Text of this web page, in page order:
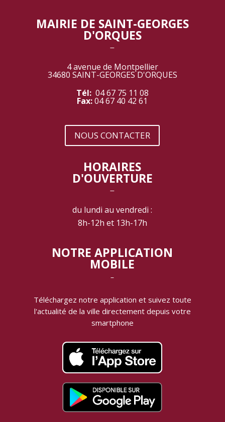
MAIRIE DE SAINT-GEORGES
D'ORQUES
‾
4 avenue de Montpellier
34680 SAINT-GEORGES D'ORQUES
Tél: 04 67 75 11 08
Fax:04 67 40 42 61
NOUS CONTACTER
HORAIRES
D'OUVERTURE
‾
du lundi au vendredi :
8h-12h et 13h-17h
NOTRE APPLICATION
MOBILE
‾
Téléchargez notre application et suivez toute
l'actualité de la ville directement depuis votre
smartphone